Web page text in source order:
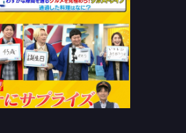
ラヴィット！
【8/5 前半】銀だこの人気メニューは？グルメトレイン